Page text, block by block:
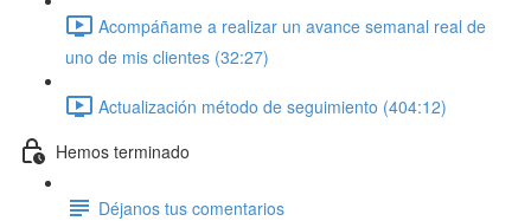
Acompáñame a realizar un avance semanal real de
uno de mis clientes (32:27)
Actualización método de seguimiento (404:12)
Hemos terminado
Déjanos tus comentarios